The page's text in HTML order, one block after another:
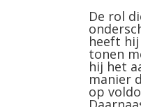
De rol
heeft
tonen
hij het
manier
op